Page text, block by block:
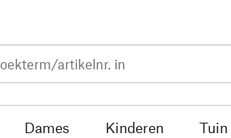
Dames Kinderen Tuin